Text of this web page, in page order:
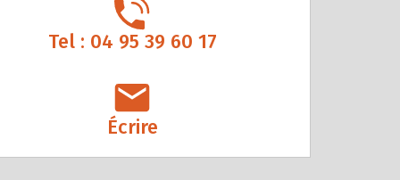
Tel : 04 95 39 60 17
Écrire